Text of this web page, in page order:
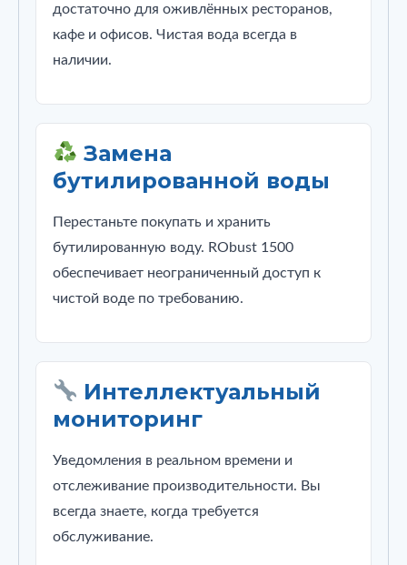
достаточно для оживлённых ресторанов,
кафе и офисов. Чистая вода всегда в
наличии.
Замена
бутилированной воды
Перестаньте покупать и хранить
бутилированную воду. RObust 1500
обеспечивает неограниченный доступ к
чистой воде по требованию.
Интеллектуальный
мониторинг
Уведомления в реальном времени и
отслеживание производительности. Вы
всегда знаете, когда требуется
обслуживание.